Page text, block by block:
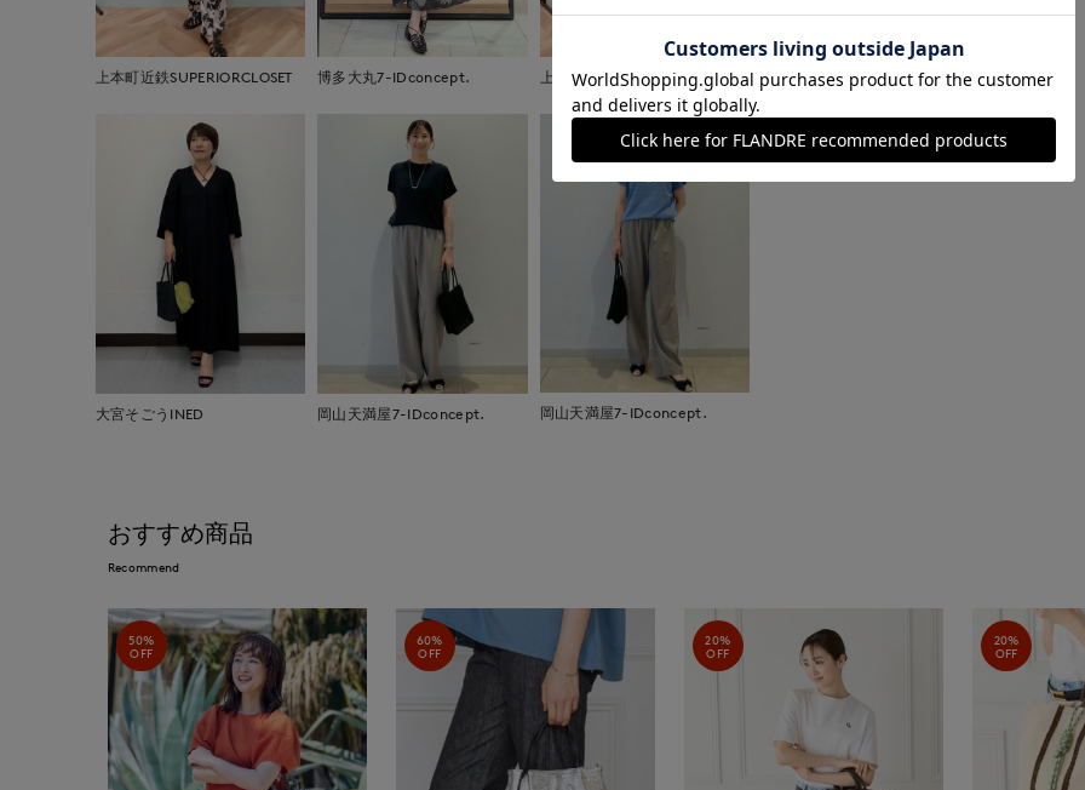
上本町近鉄SUPERIORCLOSET 博多大丸7-IDconcept. 上本町近鉄SUPERIORCLOSET
大宮そごうINED 岡山天満屋7-IDconcept. 岡山天満屋7-IDconcept.
おすすめ商品
Recommend
50%
OFF
60%
OFF
20%
OFF
20%
OFF